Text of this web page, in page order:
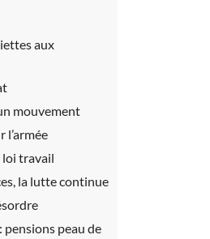
aux
mouvement
l’armée
loi travail
la lutte continue
pensions peau de